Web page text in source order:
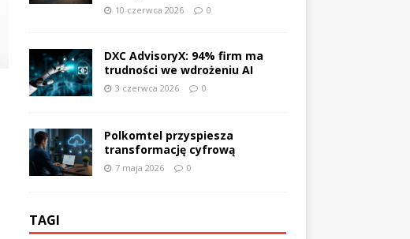
10 czerwca 2026 0
DXC AdvisoryX: 94% firm ma
trudności we wdrożeniu AI
3 czerwca 2026 0
Polkomtel przyspiesza
transformację cyfrową
7 maja 2026 0
TAGI